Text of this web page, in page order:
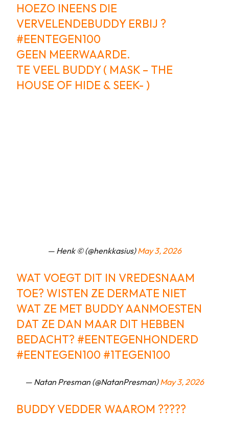
HOEZO INEENS DIE
VERVELENDEBUDDY ERBIJ ?
#EENTEGEN100
GEEN MEERWAARDE.
TE VEEL BUDDY ( MASK – THE
HOUSE OF HIDE & SEEK- )
— Henk © (@henkkasius)May 3, 2026
WAT VOEGT DIT IN VREDESNAAM
TOE? WISTEN ZE DERMATE NIET
WAT ZE MET BUDDY AANMOESTEN
DAT ZE DAN MAAR DIT HEBBEN
BEDACHT? #EENTEGENHONDERD
#EENTEGEN100 #1TEGEN100
— Natan Presman (@NatanPresman)May 3, 2026
BUDDY VEDDER WAAROM ?????